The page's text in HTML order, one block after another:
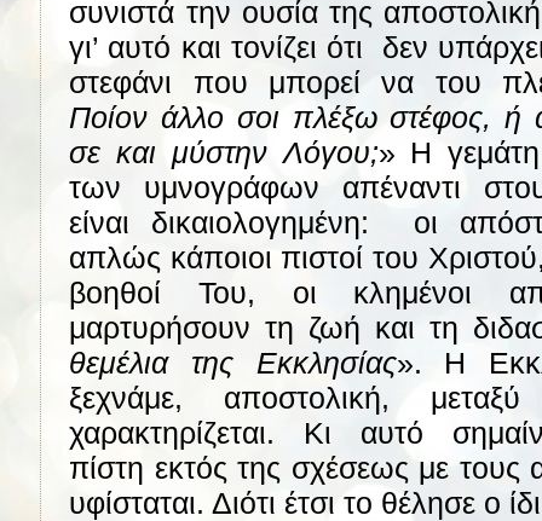
συνιστά την ουσία της
γι’ αυτό και τονίζει ότι
δεν
στεφάνι που μπορεί να του
Ποίον άλλο σοι πλέξω στέφος, ή
σε και μύστην Λόγου;» Η
των υμνογράφων απέναντι
είναι δικαιολογημένη:
οι
απλώς κάποιοι πιστοί του
βοηθοί Του, οι κλημένοι
μαρτυρήσουν τη ζωή και τη
θεμέλια της Εκκλησίας». Η
ξεχνάμε, αποστολική,
χαρακτηρίζεται. Κι αυτό
πίστη εκτός της σχέσεως με τους
υφίσταται. Διότι έτσι το θέλησε ο